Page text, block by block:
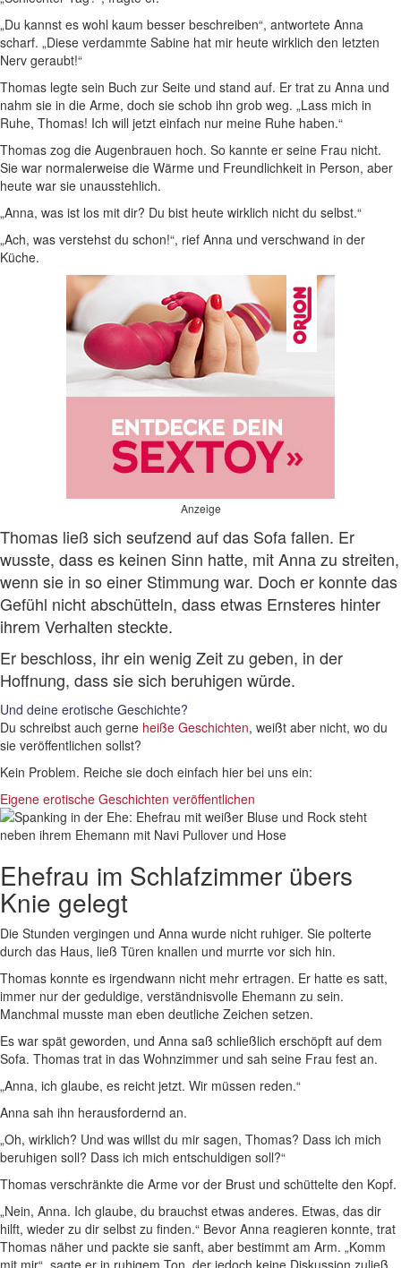
„Du kannst es wohl kaum besser beschreiben“, antwortete Anna
scharf. „Diese verdammte Sabine hat mir heute wirklich den letzten
Nerv geraubt!“
Thomas legte sein Buch zur Seite und stand auf. Er trat zu Anna und
nahm sie in die Arme, doch sie schob ihn grob weg. „Lass mich in
Ruhe, Thomas! Ich will jetzt einfach nur meine Ruhe haben.“
Thomas zog die Augenbrauen hoch. So kannte er seine Frau nicht.
Sie war normalerweise die Wärme und Freundlichkeit in Person, aber
heute war sie unausstehlich.
„Anna, was ist los mit dir? Du bist heute wirklich nicht du selbst.“
„Ach, was verstehst du schon!“, rief Anna und verschwand in der
Küche.
Anzeige
Thomas ließ sich seufzend auf das Sofa fallen. Er
wusste, dass es keinen Sinn hatte, mit Anna zu streiten,
wenn sie in so einer Stimmung war. Doch er konnte das
Gefühl nicht abschütteln, dass etwas Ernsteres hinter
ihrem Verhalten steckte.
Er beschloss, ihr ein wenig Zeit zu geben, in der
Hoffnung, dass sie sich beruhigen würde.
Und deine erotische Geschichte?
Du schreibst auch gerne heiße Geschichten, weißt aber nicht, wo du
sie veröffentlichen sollst?
Kein Problem. Reiche sie doch einfach hier bei uns ein:
Eigene erotische Geschichten veröffentlichen
Ehefrau im Schlafzimmer übers
Knie gelegt
Die Stunden vergingen und Anna wurde nicht ruhiger. Sie polterte
durch das Haus, ließ Türen knallen und murrte vor sich hin.
Thomas konnte es irgendwann nicht mehr ertragen. Er hatte es satt,
immer nur der geduldige, verständnisvolle Ehemann zu sein.
Manchmal musste man eben deutliche Zeichen setzen.
Es war spät geworden, und Anna saß schließlich erschöpft auf dem
Sofa. Thomas trat in das Wohnzimmer und sah seine Frau fest an.
„Anna, ich glaube, es reicht jetzt. Wir müssen reden.“
Anna sah ihn herausfordernd an.
„Oh, wirklich? Und was willst du mir sagen, Thomas? Dass ich mich
beruhigen soll? Dass ich mich entschuldigen soll?“
Thomas verschränkte die Arme vor der Brust und schüttelte den Kopf.
„Nein, Anna. Ich glaube, du brauchst etwas anderes. Etwas, das dir
hilft, wieder zu dir selbst zu finden.“ Bevor Anna reagieren konnte, trat
Thomas näher und packte sie sanft, aber bestimmt am Arm. „Komm